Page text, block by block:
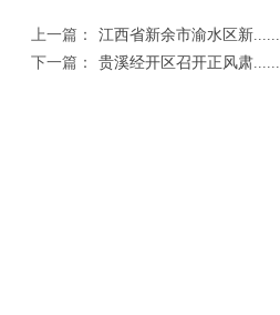
上一篇：
江西省新余市渝水区新......
下一篇：
贵溪经开区召开正风肃......